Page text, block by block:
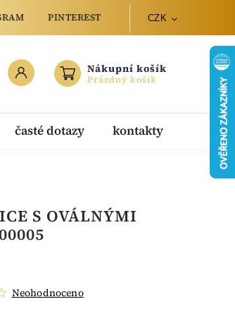
PINTEREST CZK
Nákupní košík
Prázdný košík
časté dotazy kontakty
S OVÁLNÝMI
Neohodnoceno